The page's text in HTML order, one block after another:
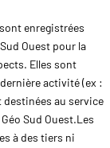
enregistrées
Ouest pour la
Elles sont
activité (ex :
destinées au service
Sud Ouest.Les
à des tiers ni